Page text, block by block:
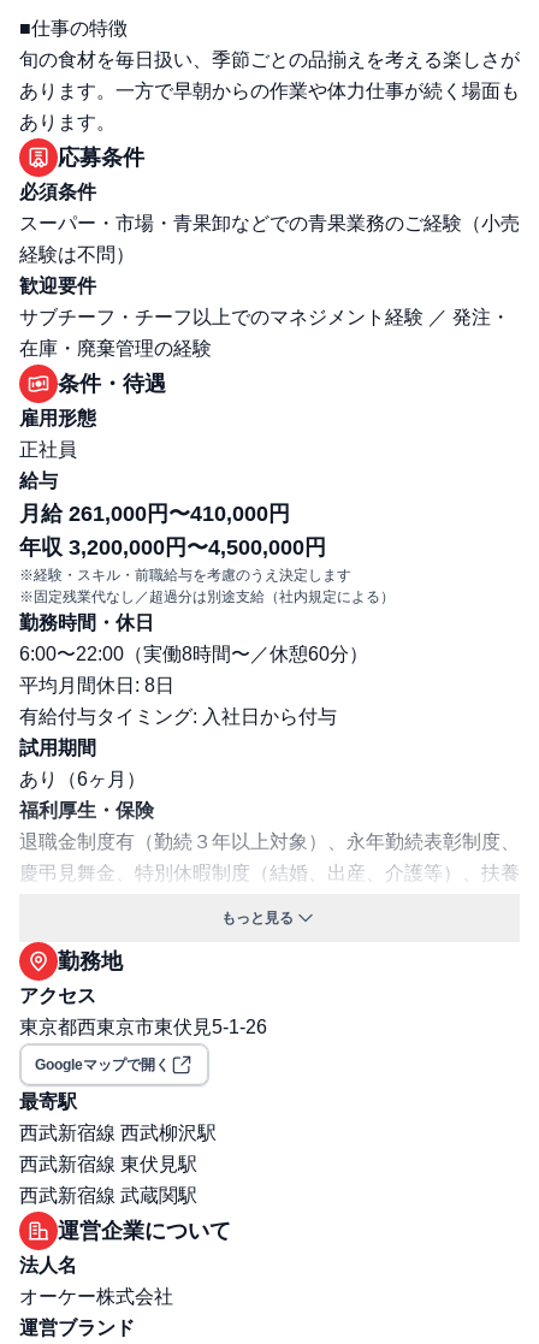
■仕事の特徴
旬の食材を毎日扱い、季節ごとの品揃えを考える楽しさが
あります。一方で早朝からの作業や体力仕事が続く場面も
あります。
応募条件
必須条件
スーパー・市場・青果卸などでの青果業務のご経験（小売
経験は不問）
歓迎要件
サブチーフ・チーフ以上でのマネジメント経験 ／ 発注・
在庫・廃棄管理の経験
条件・待遇
雇用形態
正社員
給与
月給 261,000円〜410,000円
年収 3,200,000円〜4,500,000円
※経験・スキル・前職給与を考慮のうえ決定します
※固定残業代なし／超過分は別途支給（社内規定による）
勤務時間・休日
6:00〜22:00（実働8時間〜／休憩60分）
平均月間休日: 8日
有給付与タイミング: 入社日から付与
試用期間
あり（6ヶ月）
福利厚生・保険
退職金制度有（勤続３年以上対象）、永年勤続表彰制度、
慶弔見舞金、特別休暇制度（結婚、出産、介護等）、扶養
交通費支給: 有
年間昇給回数: 年1回
保険: 社会保険完備（健康保険・厚生年金・雇用保険・労
災保険）
職場環境・ルール
受動喫煙対策（喫煙ルール）: 屋内全面禁煙
選考プロセス
面接回数: 2回
選考プロセス詳細: 1次面接：面接（WEBもしくは対
面） 2次面接：対面面接（＠本社）
その他
勤務・休日に関する補足: ■勤務時間： 6:00～22:00の間で
もっと見る
勤務地
アクセス
東京都西東京市東伏見5-1-26
Googleマップで開く
最寄駅
西武新宿線 西武柳沢駅
西武新宿線 東伏見駅
西武新宿線 武蔵関駅
運営企業について
法人名
オーケー株式会社
運営ブランド